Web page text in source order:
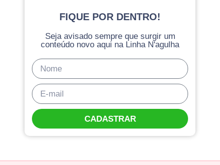
FIQUE POR DENTRO!
Seja avisado sempre que surgir um
conteúdo novo aqui na Linha N'agulha
CADASTRAR